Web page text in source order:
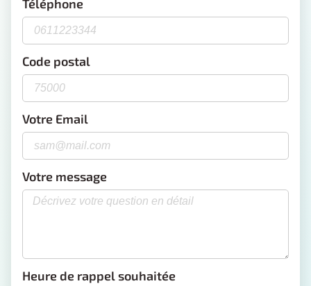
Téléphone
Code postal
Votre Email
Votre message
Heure de rappel souhaitée